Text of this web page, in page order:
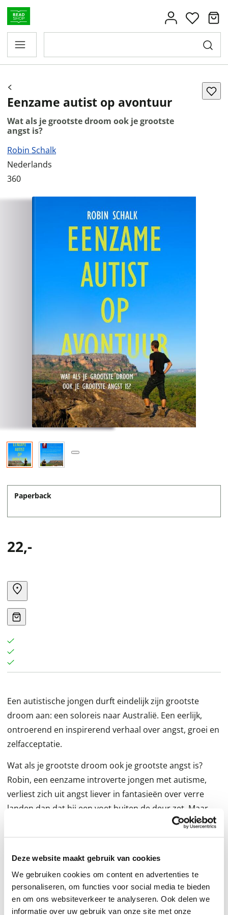
Deze website maakt gebruik van cookies
We gebruiken cookies om content en advertenties te
personaliseren, om functies voor social media te bieden
en om ons websiteverkeer te analyseren. Ook delen we
informatie over uw gebruik van onze site met onze
Eenzame autist op avontuur
Wat als je grootste droom ook je grootste
angst is?
Robin Schalk
Nederlands
360
Paperback
22,-
Een autistische jongen durft eindelijk zijn grootste
droom aan: een soloreis naar Australië. Een eerlijk,
ontroerend en inspirerend verhaal over angst, groei en
zelfacceptatie.
Wat als je grootste droom ook je grootste angst is?
Robin, een eenzame introverte jongen met autisme,
verliest zich uit angst liever in fantasieën over verre
landen dan dat hij een voet buiten de deur zet. Maar
hoe bouw je aan een leven als je jezelf niet begrijpt?
Hoe breek je los van eenzaamheid, angst en
radicaal besluit: hij zet zijn veilige bestaan op pauze om
zijn grootste droom waar te maken – een soloreis naar
Australië. Onderweg ontmoet hij mensen die hun
stempel drukken op zijn avontuur: sommigen bieden